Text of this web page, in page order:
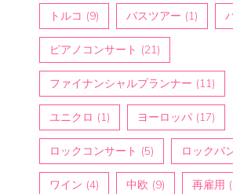
トルコ (9) バスツアー (1)
ピアノコンサート (21)
ファイナンシャルプランナー (11)
ユニクロ (1) ヨーロッパ (17)
ロックコンサート (5) ロックバ
ワイン (4) 中欧 (9) 再雇用